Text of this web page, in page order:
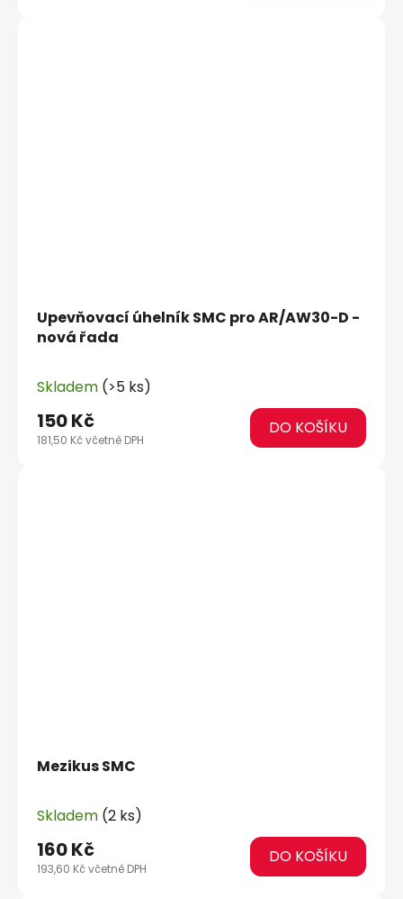
Upevňovací úhelník SMC pro AR/AW30-D -
nová řada
Skladem (>5 ks)
181,50 Kč včetně DPH
150 Kč DO KOŠÍKU
Mezikus SMC
Skladem (2 ks)
193,60 Kč včetně DPH
160 Kč DO KOŠÍKU